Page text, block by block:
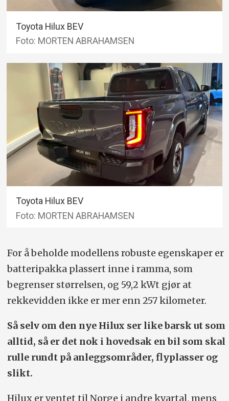
Toyota Hilux BEV
Foto: MORTEN ABRAHAMSEN
Toyota Hilux BEV
Foto: MORTEN ABRAHAMSEN
For å beholde modellens robuste egenskaper er
batteripakka plassert inne i ramma, som
begrenser størrelsen, og 59,2 kWt gjør at
rekkevidden ikke er mer enn 257 kilometer.
Så selv om den nye Hilux ser like barsk ut som
alltid, så er det nok i hovedsak en bil som skal
rulle rundt på anleggsområder, flyplasser og
slikt.
Hilux er ventet til Norge i andre kvartal, mens